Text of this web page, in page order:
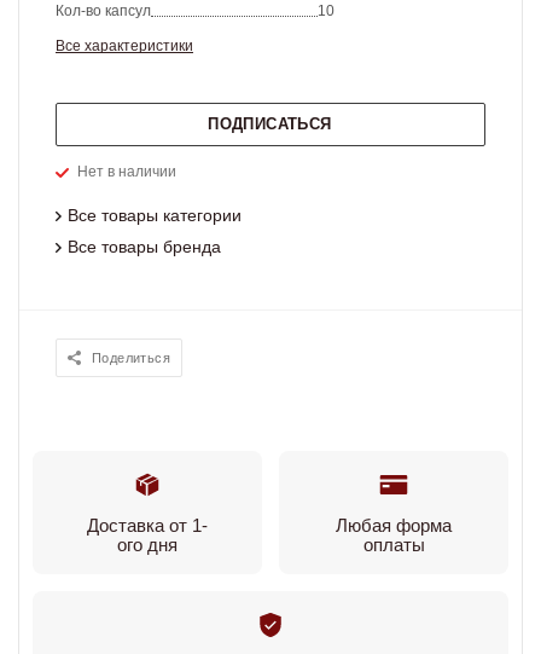
Кол-во капсул 10
Все характеристики
ПОДПИСАТЬСЯ
Нет в наличии
Все товары категории
Все товары бренда
Поделиться
Доставка от 1-
ого дня
Любая форма
оплаты